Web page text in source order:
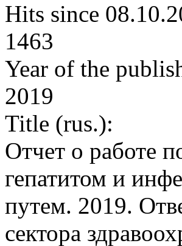
Hits since
1463
Year of the
2019
Title (rus.):
Отчет о работе
гепатитом и
путем. 2019.
сектора